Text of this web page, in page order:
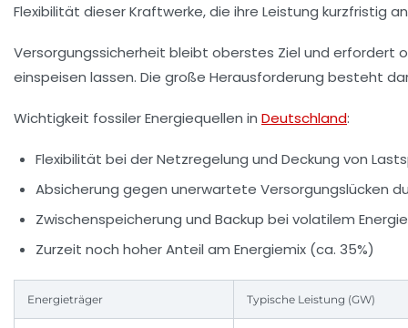
Flexibilität dieser Kraftwerke, die ihre Leistung kurzfristig
Versorgungssicherheit bleibt oberstes Ziel und erfordert
einspeisen lassen. Die große Herausforderung besteht
Wichtigkeit fossiler Energiequellen in Deutschland:
Flexibilität bei der Netzregelung und Deckung von
Absicherung gegen unerwartete Versorgungslücken
Zwischenspeicherung und Backup bei volatilem
Zurzeit noch hoher Anteil am Energiemix (ca. 35%)
Energieträger Typische Leistung (GW)